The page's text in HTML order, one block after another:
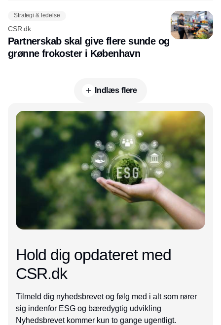
Strategi & ledelse
CSR.dk
Partnerskab skal give flere sunde og
grønne frokoster i København
Indlæs flere
Annonce
Hold dig opdateret med
CSR.dk
Tilmeld dig nyhedsbrevet og følg med i alt som rører
sig indenfor ESG og bæredygtig udvikling
Nyhedsbrevet kommer kun to gange ugentligt.